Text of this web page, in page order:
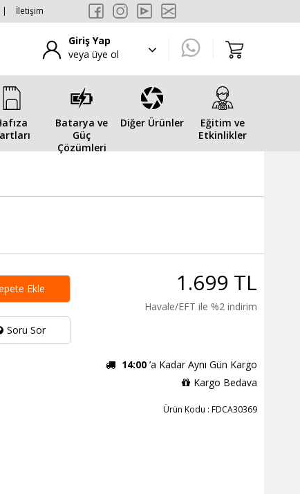
| İletişim
Giriş Yap
veya üye ol
Batarya ve
Güç
Çözümleri
Diğer Ürünler
Eğitim ve
Etkinlikler
Ekle
Soru Sor
1.699 TL
Havale/EFT ile %2 indirim
14:00 ’a Kadar Aynı Gün Kargo
Kargo Bedava
Ürün Kodu : FDCA30369